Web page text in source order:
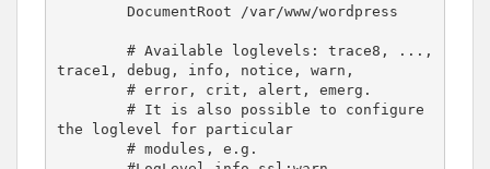
trace1, debug, info, notice, warn,
the loglevel for particular